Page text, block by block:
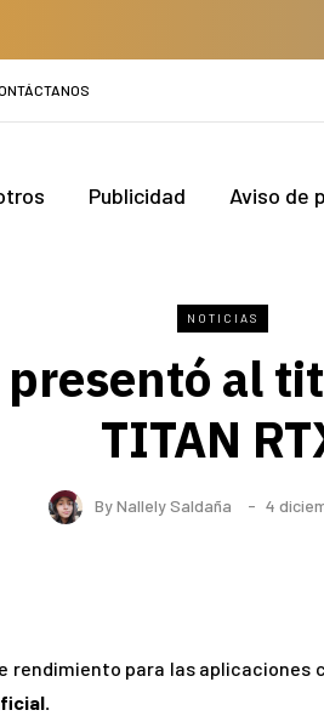
Publicidad Aviso de
NOTICIAS
al
TITAN
ByNallely Saldaña 4
rendimiento para las aplicaciones